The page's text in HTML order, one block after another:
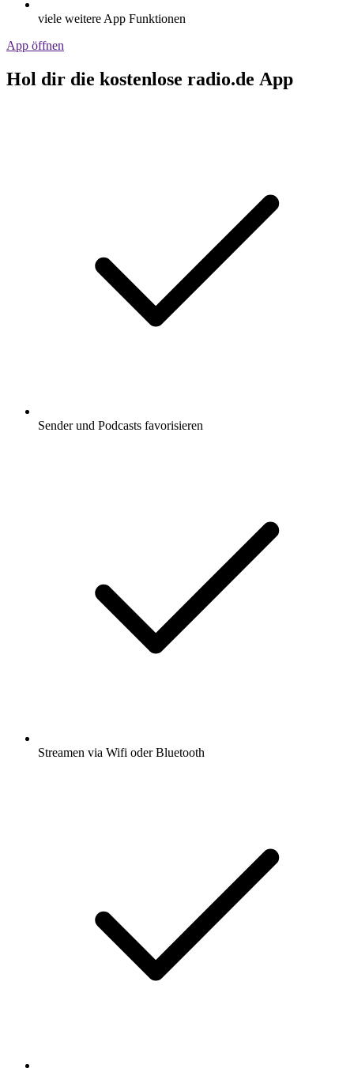
viele weitere App Funktionen
App öffnen
Hol dir die kostenlose radio.de App
Sender und Podcasts favorisieren
Streamen via Wifi oder Bluetooth